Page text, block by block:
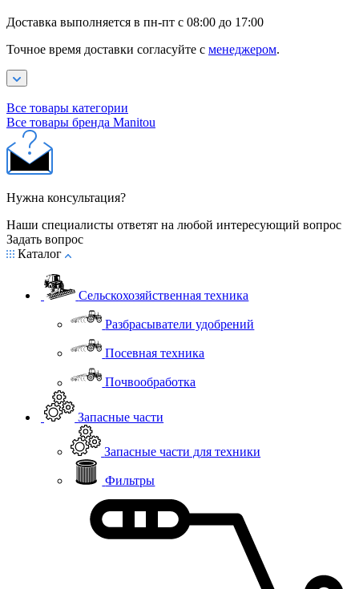
Доставка выполняется в пн-пт с 08:00 до 17:00
Точное время доставки согласуйте с менеджером.
Все товары категории
Все товары бренда Manitou
Нужна консультация?
Наши специалисты ответят на любой интересующий вопрос
Задать вопрос
Каталог
Сельскохозяйственная техника
Разбрасыватели удобрений
Посевная техника
Почвообработка
Запасные части
Запасные части для техники
Фильтры